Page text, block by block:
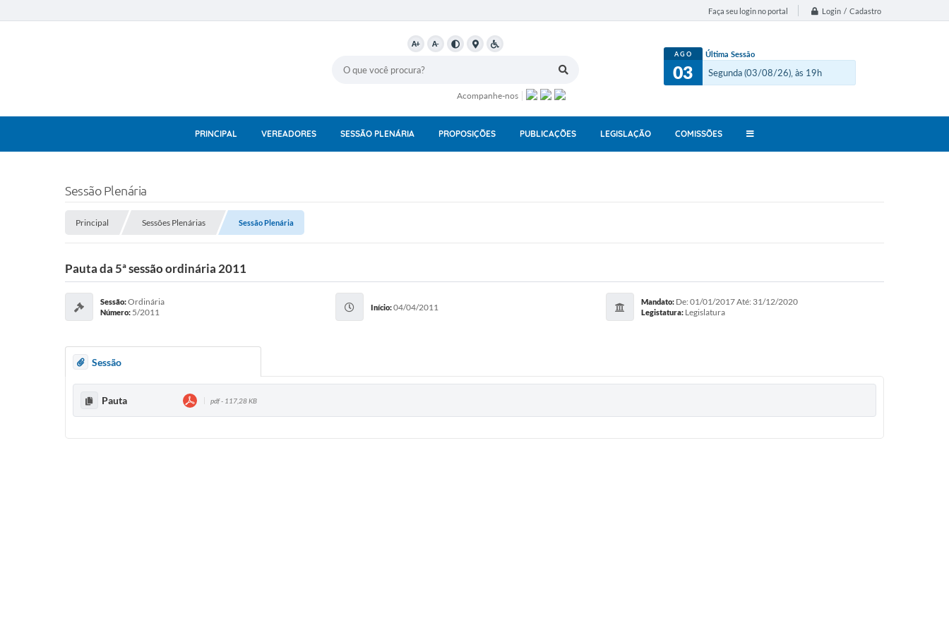
Faça seu login no portal Login / Cadastro
A+ A-
Acompanhe-nos
AGO
03
Última Sessão
Segunda (03/08/26), às 19h
PRINCIPAL VEREADORES SESSÃO PLENÁRIA PROPOSIÇÕES PUBLICAÇÕES LEGISLAÇÃO COMISSÕES
Sessão Plenária
Principal Sessões Plenárias Sessão Plenária
Pauta da 5ª sessão ordinária 2011
Sessão:Ordinária
Número: 5/2011 Início:04/04/2011 Mandato:De: 01/01/2017 Até: 31/12/2020
Legistatura:Legislatura
Sessão
Pauta pdf - 117,28 KB